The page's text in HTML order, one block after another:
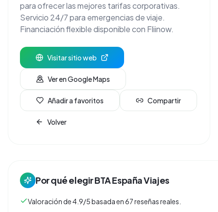
para ofrecer las mejores tarifas corporativas.
Servicio 24/7 para emergencias de viaje.
Financiación flexible disponible con Fliinow.
Visitar sitio web
Ver en Google Maps
Añadir a favoritos Compartir
Volver
Por qué elegirBTA España Viajes
Valoración de 4.9/5 basada en 67 reseñas reales.